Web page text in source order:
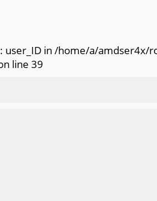
user_ID in /home/a/
line 39